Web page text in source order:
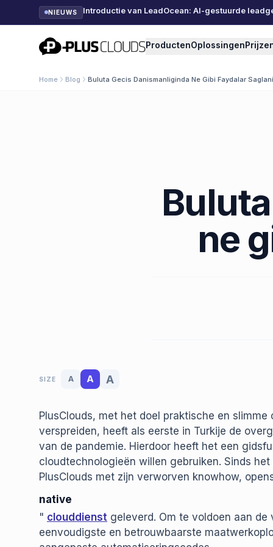
NIEUWS Introductie van LeadOcean: AI-gestuurde
PlusClouds ProductenOplossingen
Home Blog Buluta Gecis Danismanliginda Ne Gibi Faydalar
ne
SIZE A A A
PlusClouds, met het doel praktische en
verspreiden, heeft als eerste in Turkije de
van de pandemie. Hierdoor heeft het een
cloudtechnologieën willen gebruiken. Sinds
PlusClouds met zijn verworven knowhow,
native
" clouddienst geleverd. Om te voldoen aan
eenvoudigste en betrouwbaarste